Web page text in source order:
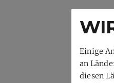
Einige
an
diesen